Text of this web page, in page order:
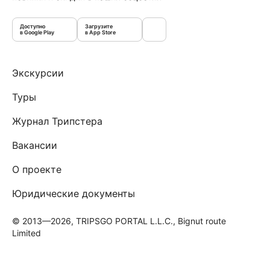
Доступно
в Google Play
Загрузите
в App Store
Экскурсии
Туры
Журнал Трипстера
Вакансии
О проекте
Юридические документы
© 2013—2026, TRIPSGO PORTAL L.L.C., Bignut route
Limited